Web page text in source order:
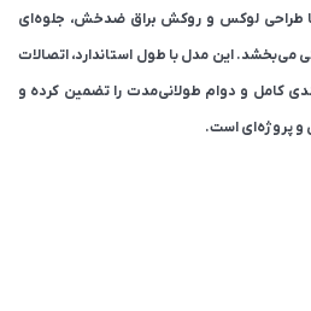
طراحی لوکس و روکش براق ضدخش، جلوه‌ای
این مدل با طول استاندارد، اتصالات
کامل و دوام طولانی‌مدت را تضمین کرده و
و پروژه‌ای است.